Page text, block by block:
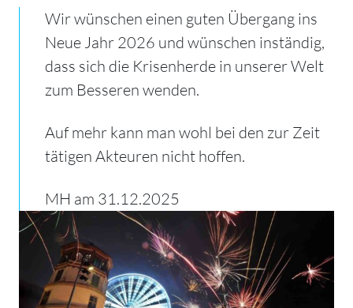
Wir wünschen einen guten Übergang ins
Neue Jahr 2026 und wünschen inständig,
dass sich die Krisenherde in unserer Welt
zum Besseren wenden.
Auf mehr kann man wohl bei den zur Zeit
tätigen Akteuren nicht hoffen.
MH am 31.12.2025